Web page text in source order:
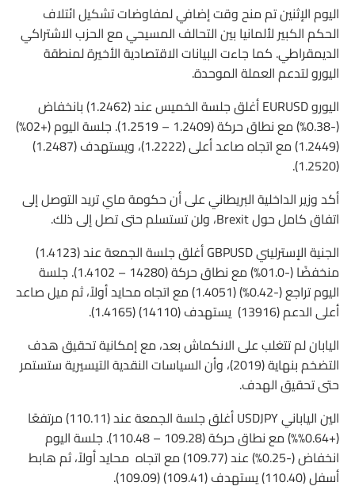
اليوم الإثنين تم منح وقت إضافي لمفاوضات تشكيل ائتلاف
الحكم الكبير لألمانيا بين التحالف المسيحي مع الحزب الاشتراكي
الديمقراطي. كما جاءت البيانات الاقتصادية الأخيرة لمنطقة
اليورو لتدعم العملة الموحدة.
اليورو EURUSD أغلق جلسة الخميس عند (1.2462) بانخفاض
(-0.38%) مع نطاق حركة (1.2409 – 1.2519). جلسة اليوم (+02%)
(1.2449) مع اتجاه صاعد أعلى (1.2222)، ويستهدف (1.2487)
(1.2520).
أكد وزير الداخلية البريطاني على أن حكومة ماي تريد التوصل إلى
اتفاق كامل حول Brexit، ولن تستسلم حتى تصل إلى ذلك.
الجنية الإسترليني GBPUSD أغلق جلسة الجمعة عند (1.4123)
منخفضًا (-01.0%) مع نطاق حركة (14280 – 1.4102). جلسة
اليوم تراجع (-0.42%) (1.4051) مع اتجاه محايد أولاً، ثم ميل صاعد
أعلى الدعم (13916) يستهدف (14110) (1.4165).
اليابان لم تتغلب على الانكماش بعد، مع إمكانية تحقيق هدف
التضخم بنهاية (2019)، وأن السياسات النقدية التيسيرية ستستمر
حتى تحقيق الهدف.
الين الياباني USDJPY أغلق جلسة الجمعة عند (110.11) مرتفعًا
(+0.64%%) مع نطاق حركة (109.28 – 110.48). جلسة اليوم
انخفاض (-0.25%) عند (109.77) مع اتجاه محايد أولاً، ثم هابط
أسفل (110.40) يستهدف (109.41) (109.09).